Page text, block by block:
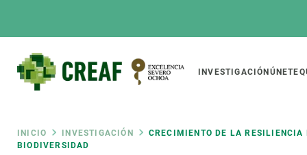
Main
INVESTIGACIÓN ÚNETE
Ruta
INICIO INVESTIGACIÓN
CRECIMIENTO DE LA RESILIENCIA
BIODIVERSIDAD